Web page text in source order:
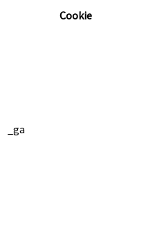
Cookie
_ga